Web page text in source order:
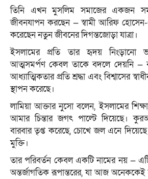
তিনি এখন মুসলিম সমাজের একজন
জীবনযাপন করছেন — স্বামী আরিফ
করেছেন নতুন জীবনের দিগন্তজোড়া যাত্রা।
ইসলামের প্রতি তার হৃদয় নিংড়ানো
আত্মসমর্পণ কেবল তাকে বদলে দেয়নি —
আধ্যাত্মিকতার প্রতি শ্রদ্ধা এবং বিশ্বাসের
স্থাপন করেছে।
লামিয়া আক্তার নুসো বলেন, ইসলামের
আমার চিন্তার জগৎ পাল্টে দিয়েছে।
বারবার তৃপ্ত করেছে, চোখে জল এনে
মুক্তি।
তার পরিবর্তন কেবল একটি নামের নয় —
অন্তর্জাগতিক রূপান্তরের, যা আজ